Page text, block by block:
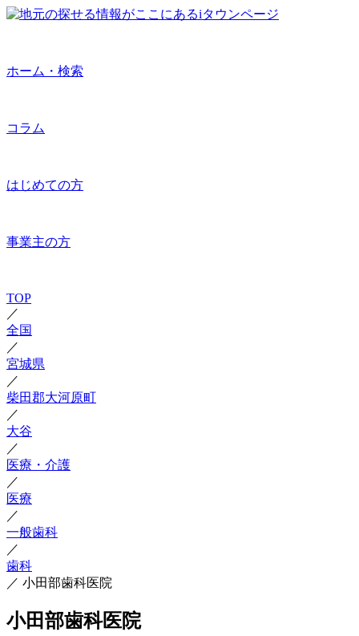
ホーム・検索
コラム
はじめての方
事業主の方
TOP
／
全国
／
宮城県
／
柴田郡大河原町
／
大谷
／
医療・介護
／
医療
／
一般歯科
／
歯科
／ 小田部歯科医院
小田部歯科医院